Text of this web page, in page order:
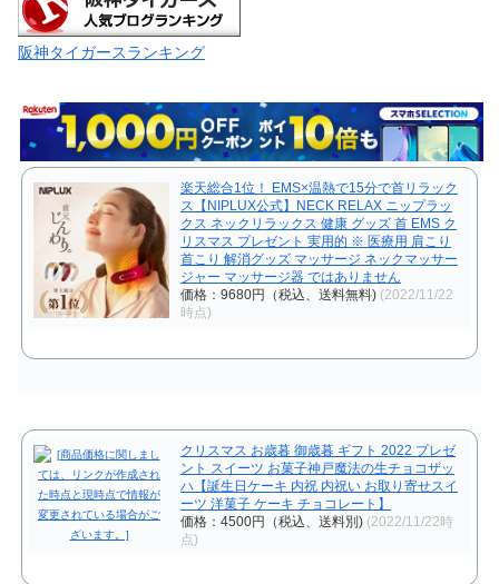
阪神タイガースランキング
楽天総合1位！ EMS×温熱で15分で首リラック
ス【NIPLUX公式】NECK RELAX ニップラッ
クス ネックリラックス 健康 グッズ 首 EMS ク
リスマス プレゼント 実用的 ※ 医療用 肩こり
首こり 解消グッズ マッサージ ネックマッサー
ジャー マッサージ器 ではありません
価格：9680円（税込、送料無料) (2022/11/22
時点)
クリスマス お歳暮 御歳暮 ギフト 2022 プレゼ
ント スイーツ お菓子神戸魔法の生チョコザッ
ハ【誕生日ケーキ 内祝 内祝い お取り寄せスイ
ーツ 洋菓子 ケーキ チョコレート】
価格：4500円（税込、送料別) (2022/11/22時
点)